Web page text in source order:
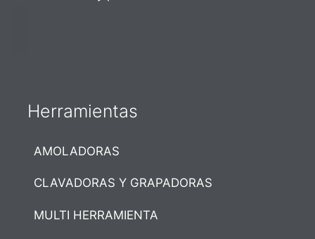
Herramientas
AMOLADORAS
CLAVADORAS Y GRAPADORAS
MULTI HERRAMIENTA